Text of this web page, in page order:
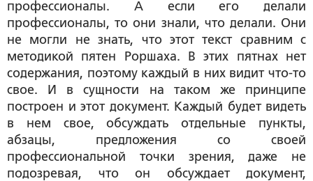
профессионалы. А если его делали
профессионалы, то они знали, что делали. Они
не могли не знать, что этот текст сравним с
методикой пятен Роршаха. В этих пятнах нет
содержания, поэтому каждый в них видит что-то
свое. И в сущности на таком же принципе
построен и этот документ. Каждый будет видеть
в нем свое, обсуждать отдельные пункты,
абзацы, предложения со своей
профессиональной точки зрения, даже не
подозревая, что он обсуждает документ,